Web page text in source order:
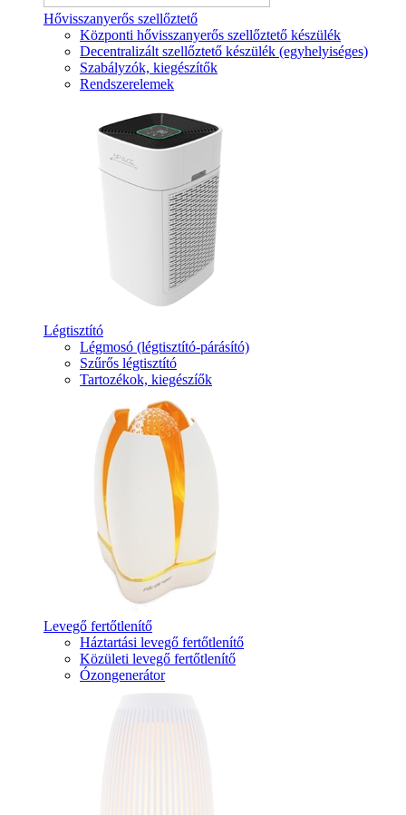
Hővisszanyerős szellőztető
Központi hővisszanyerős szellőztető készülék
Decentralizált szellőztető készülék (egyhelyiséges)
Szabályzók, kiegészítők
Rendszerelemek
Légtisztító
Légmosó (légtisztító-párásító)
Szűrős légtisztító
Tartozékok, kiegészíők
Levegő fertőtlenítő
Háztartási levegő fertőtlenítő
Közületi levegő fertőtlenítő
Ózongenerátor